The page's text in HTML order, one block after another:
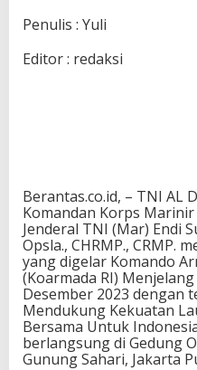
Penulis : Yuli
Editor : redaksi
Berantas.co.id, – TNI AL
Komandan Korps
Jenderal TNI (Mar) Endi
Opsla., CHRMP., CRMP.
yang digelar Komando
(Koarmada RI)
Desember 2023 dengan
Mendukung Kekuatan
Bersama Untuk
berlangsung di Gedung
Gunung Sahari, Jakarta